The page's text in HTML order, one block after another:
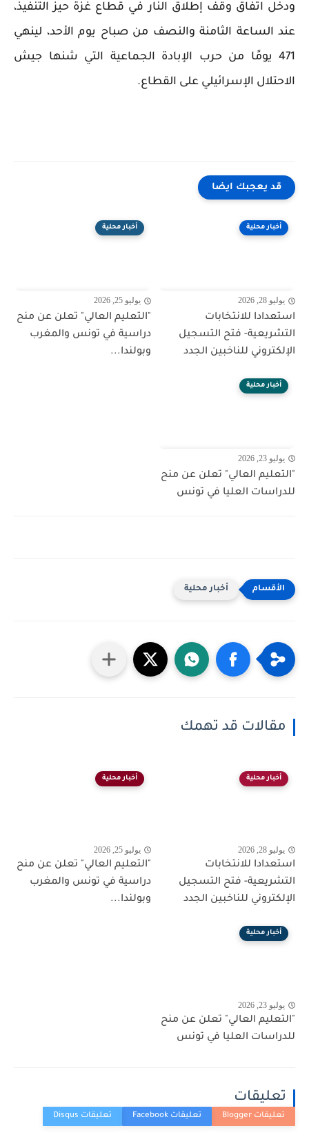
ودخل اتفاق وقف إطلاق النار في قطاع غزة حيز التنفيذ،
عند الساعة الثامنة والنصف من صباح يوم الأحد، لينهي
471 يومًا من حرب الإبادة الجماعية التي شنها جيش
الاحتلال الإسرائيلي على القطاع.
قد يعجبك ايضا
أخبار محلية
يوليو 28, 2026
استعدادا للانتخابات
التشريعية- فتح التسجيل
الإلكتروني للناخبين الجدد
أخبار محلية
يوليو 25, 2026
"التعليم العالي" تعلن عن منح
دراسية في تونس والمغرب
وبولندا...
أخبار محلية
يوليو 23, 2026
"التعليم العالي" تعلن عن منح
للدراسات العليا في تونس
أخبار محلية
مقالات قد تهمك
أخبار محلية
يوليو 28, 2026
استعدادا للانتخابات
التشريعية- فتح التسجيل
الإلكتروني للناخبين الجدد
أخبار محلية
يوليو 25, 2026
"التعليم العالي" تعلن عن منح
دراسية في تونس والمغرب
وبولندا...
أخبار محلية
يوليو 23, 2026
"التعليم العالي" تعلن عن منح
للدراسات العليا في تونس
تعليقات